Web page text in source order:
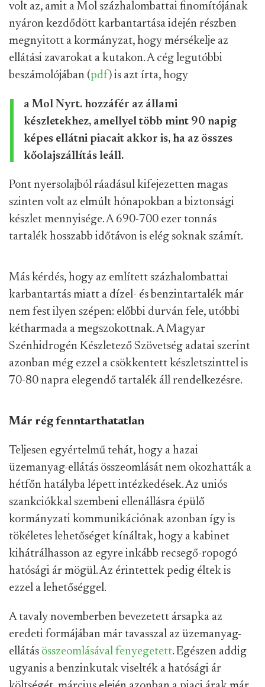
volt az, amit a Mol százhalombattai finomítójának
nyáron kezdődött karbantartása idején részben
megnyitott a kormányzat, hogy mérsékelje az
ellátási zavarokat a kutakon. A cég legutóbbi
beszámolójában (pdf) is azt írta, hogy
a Mol Nyrt. hozzáfér az állami
készletekhez, amellyel több mint 90 napig
képes ellátni piacait akkor is, ha az összes
kőolajszállítás leáll.
Pont nyersolajból ráadásul kifejezetten magas
szinten volt az elmúlt hónapokban a biztonsági
készlet mennyisége. A 690-700 ezer tonnás
tartalék hosszabb időtávon is elég soknak számít.
Más kérdés, hogy az említett százhalombattai
karbantartás miatt a dízel- és benzintartalék már
nem fest ilyen szépen: előbbi durván fele, utóbbi
kétharmada a megszokottnak. A Magyar
Szénhidrogén Készletező Szövetség adatai szerint
azonban még ezzel a csökkentett készletszinttel is
70-80 napra elegendő tartalék áll rendelkezésre.
Már rég fenntarthatatlan
Teljesen egyértelmű tehát, hogy a hazai
üzemanyag-ellátás összeomlását nem okozhatták a
hétfőn hatályba lépett intézkedések. Az uniós
szankciókkal szembeni ellenállásra épülő
kormányzati kommunikációnak azonban így is
tökéletes lehetőséget kínáltak, hogy a kabinet
kihátrálhasson az egyre inkább recsegő-ropogó
hatósági ár mögül. Az érintettek pedig éltek is
ezzel a lehetőséggel.
A tavaly novemberben bevezetett ársapka az
eredeti formájában már tavasszal az üzemanyag-
ellátás összeomlásával fenyegetett. Egészen addig
ugyanis a benzinkutak viselték a hatósági ár